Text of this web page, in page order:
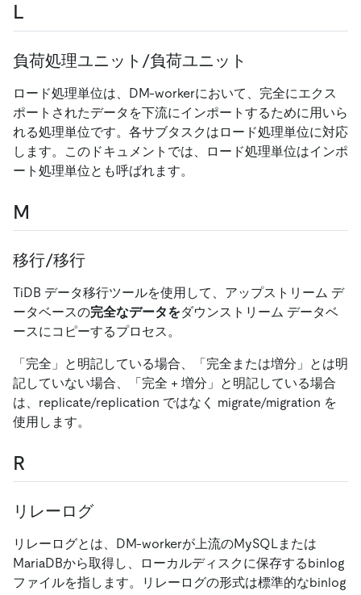
L
負荷処理ユニット/負荷ユニット
ロード処理単位は、DM-workerにおいて、完全にエクス
ポートされたデータを下流にインポートするために用いら
れる処理単位です。各サブタスクはロード処理単位に対応
します。このドキュメントでは、ロード処理単位はインポ
ート処理単位とも呼ばれます。
M
移行/移行
TiDB データ移行ツールを使用して、アップストリーム デ
ータベースの完全なデータをダウンストリーム データベ
ースにコピーするプロセス。
「完全」と明記している場合、「完全または増分」とは明
記していない場合、「完全 + 増分」と明記している場合
は、replicate/replication ではなく migrate/migration を
使用します。
R
リレーログ
リレーログとは、DM-workerが上流のMySQLまたは
MariaDBから取得し、ローカルディスクに保存するbinlog
ファイルを指します。リレーログの形式は標準的なbinlog